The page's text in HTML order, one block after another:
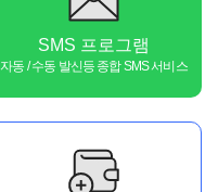
SMS 프로그램
자동 / 수동 발신등 종합 SMS 서비스